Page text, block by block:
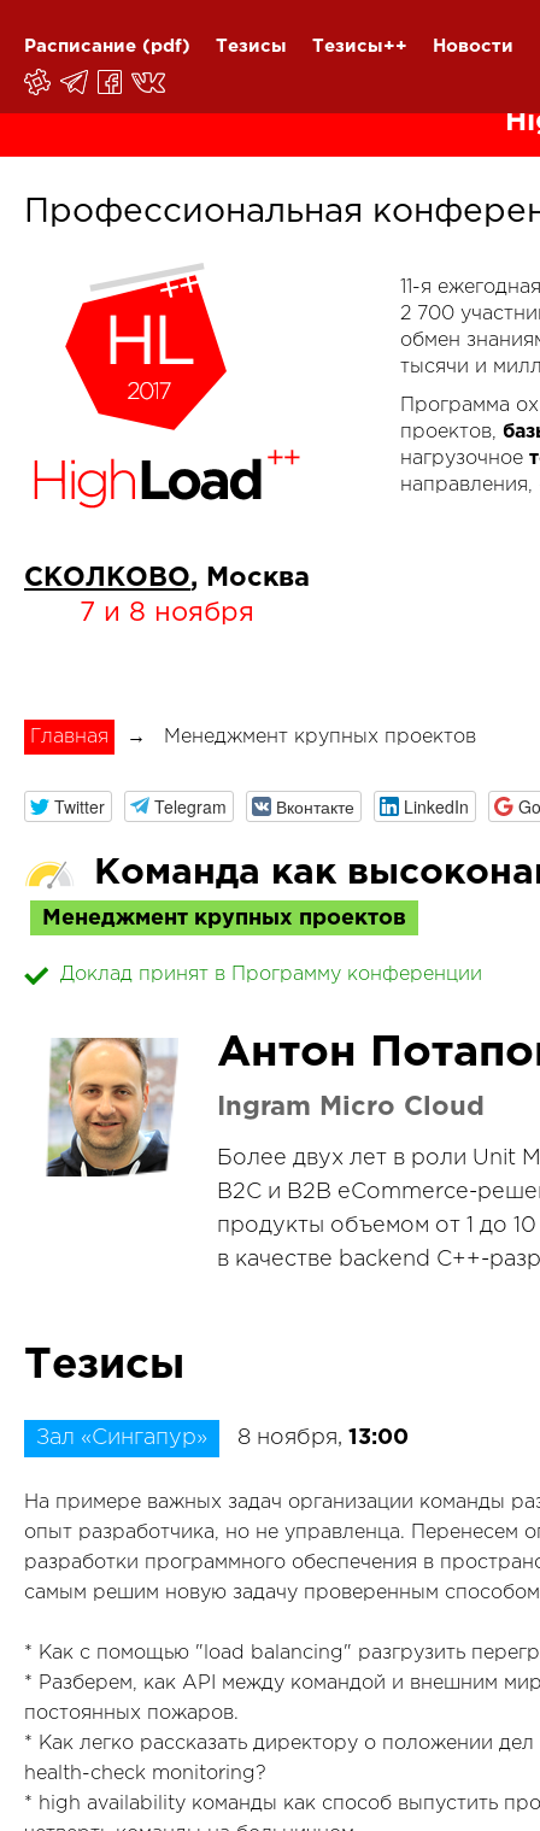
Расписание (pdf) Тезисы Тезисы++ Новости
Профессиональная
СКОЛКОВО, Москва
7 и 8 ноября
11-я
2 700
обмен
тысячи и
Программа
проектов,
нагрузочное
Главная → Менеджмент крупных проектов
Twitter Telegram Вконтакте LinkedIn
Команда как
Менеджмент крупных проектов
Доклад принят в Программу конференции
Антон
Ingram Micro Cloud
Более двух лет в роли Unit
B2C и B2B eCommerce-
продукты объемом от 1 до
в качестве backend С++-
Тезисы
Зал «Сингапур» 8 ноября, 13:00
На примере важных задач организации команды
опыт разработчика, но не управленца. Перенесем
разработки программного обеспечения в
самым решим новую задачу проверенным
* Как с помощью "load balancing" разгрузить
* Разберем, как API между командой и внешним
постоянных пожаров.
* Как легко рассказать директору о положении
health-check monitoring?
* high availability команды как способ выпустить